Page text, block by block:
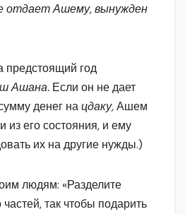
отдает Ашему, вынужден
предстоящий год
Ашана. Если он не дает
денег нацдаку,Ашем
из его состояния, и ему
их на другие нужды.)
людям: «Разделите
так чтобы подарить